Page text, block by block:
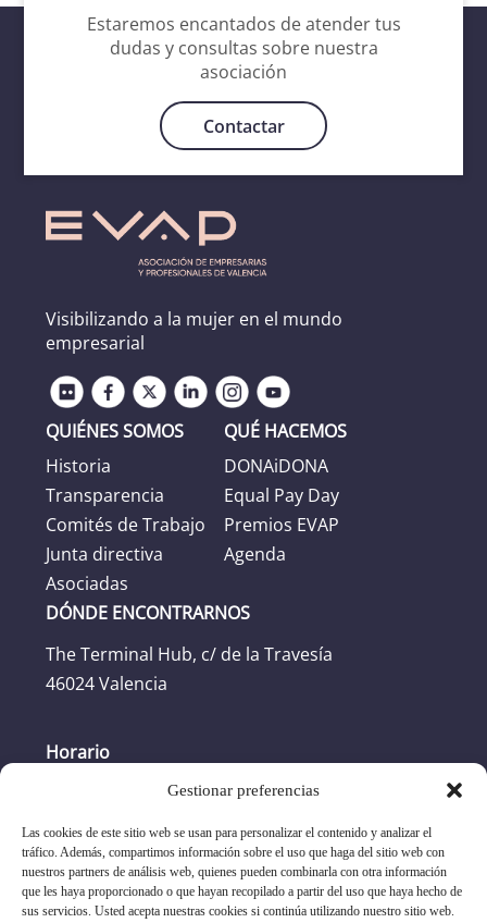
Gestionar preferencias
Las cookies de este sitio web se usan para personalizar el contenido y analizar el
tráfico. Además, compartimos información sobre el uso que haga del sitio web con
nuestros partners de análisis web, quienes pueden combinarla con otra información
que les haya proporcionado o que hayan recopilado a partir del uso que haya hecho de
sus servicios. Usted acepta nuestras cookies si continúa utilizando nuestro sitio web.
Estaremos encantados de atender tus
dudas y consultas sobre nuestra
asociación
Contactar
Visibilizando a la mujer en el mundo
empresarial
QUIÉNES SOMOS
Historia
Transparencia
Comités de Trabajo
Junta directiva
Asociadas
QUÉ HACEMOS
DONAiDONA
Equal Pay Day
Premios EVAP
Agenda
DÓNDE ENCONTRARNOS
The Terminal Hub, c/ de la Travesía
46024 Valencia
Horario
Horario oficina: L-J: 8:30h -17:30h. V: 8:30h -
16:30h
+34 96 351 17 19